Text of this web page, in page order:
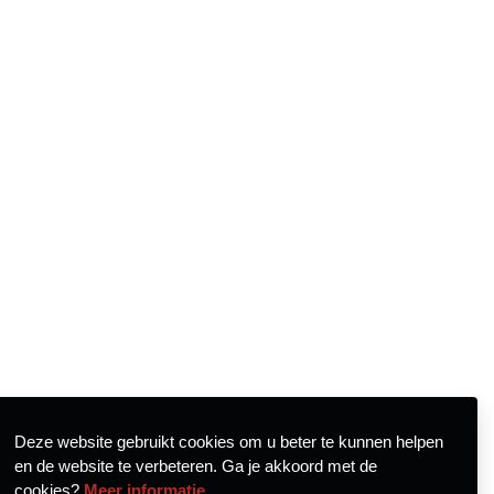
Deze website gebruikt cookies om u beter te kunnen helpen
en de website te verbeteren. Ga je akkoord met de
cookies? Meer informatie